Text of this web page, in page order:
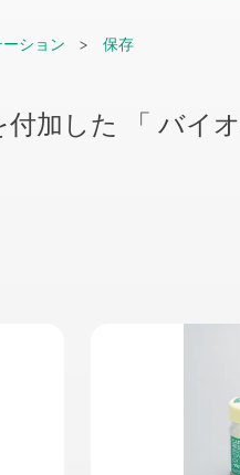
ション 保存
加した 「 バイ